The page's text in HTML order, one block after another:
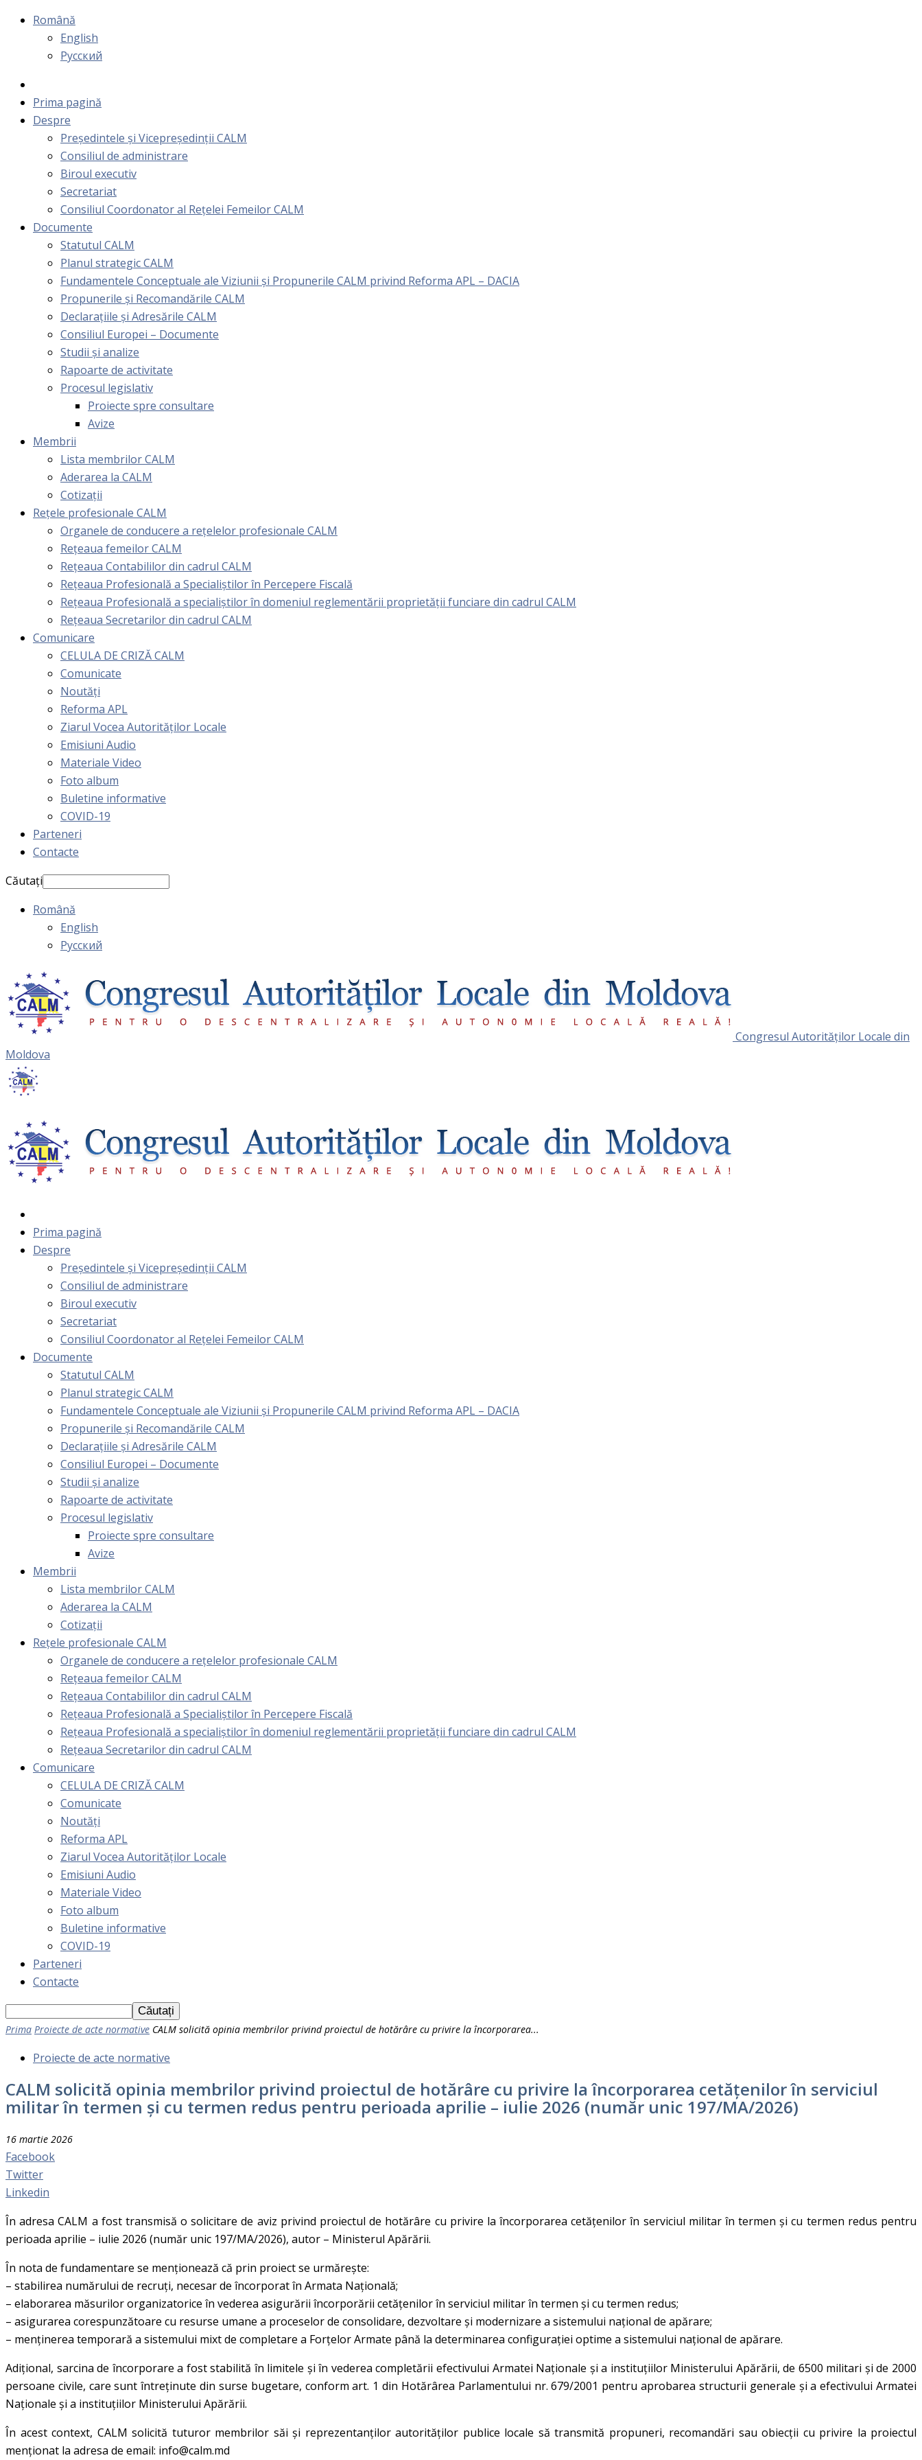
Română
English
Русский
Prima pagină
Despre
Președintele și Vicepreședinții CALM
Consiliul de administrare
Biroul executiv
Secretariat
Consiliul Coordonator al Rețelei Femeilor CALM
Documente
Statutul CALM
Planul strategic CALM
Fundamentele Conceptuale ale Viziunii și Propunerile CALM privind Reforma APL – DACIA
Propunerile și Recomandările CALM
Declarațiile și Adresările CALM
Consiliul Europei – Documente
Studii și analize
Rapoarte de activitate
Procesul legislativ
Proiecte spre consultare
Avize
Membrii
Lista membrilor CALM
Aderarea la CALM
Cotizaţii
Rețele profesionale CALM
Organele de conducere a rețelelor profesionale CALM
Rețeaua femeilor CALM
Rețeaua Contabililor din cadrul CALM
Rețeaua Profesională a Specialiștilor în Percepere Fiscală
Reţeaua Profesională a specialiştilor în domeniul reglementării proprietăţii funciare din cadrul CALM
Rețeaua Secretarilor din cadrul CALM
Comunicare
CELULA DE CRIZĂ CALM
Comunicate
Noutăți
Reforma APL
Ziarul Vocea Autorităților Locale
Emisiuni Audio
Materiale Video
Foto album
Buletine informative
COVID-19
Parteneri
Contacte
Căutați
Română
English
Русский
Congresul Autorităţilor Locale din
Moldova
Prima pagină
Despre
Președintele și Vicepreședinții CALM
Consiliul de administrare
Biroul executiv
Secretariat
Consiliul Coordonator al Rețelei Femeilor CALM
Documente
Statutul CALM
Planul strategic CALM
Fundamentele Conceptuale ale Viziunii și Propunerile CALM privind Reforma APL – DACIA
Propunerile și Recomandările CALM
Declarațiile și Adresările CALM
Consiliul Europei – Documente
Studii și analize
Rapoarte de activitate
Procesul legislativ
Proiecte spre consultare
Avize
Membrii
Lista membrilor CALM
Aderarea la CALM
Cotizaţii
Rețele profesionale CALM
Organele de conducere a rețelelor profesionale CALM
Rețeaua femeilor CALM
Rețeaua Contabililor din cadrul CALM
Rețeaua Profesională a Specialiștilor în Percepere Fiscală
Reţeaua Profesională a specialiştilor în domeniul reglementării proprietăţii funciare din cadrul CALM
Rețeaua Secretarilor din cadrul CALM
Comunicare
CELULA DE CRIZĂ CALM
Comunicate
Noutăți
Reforma APL
Ziarul Vocea Autorităților Locale
Emisiuni Audio
Materiale Video
Foto album
Buletine informative
COVID-19
Parteneri
Contacte
Prima Proiecte de acte normative CALM solicită opinia membrilor privind proiectul de hotărâre cu privire la încorporarea...
Proiecte de acte normative
CALM solicită opinia membrilor privind proiectul de hotărâre cu privire la încorporarea cetățenilor în serviciul
militar în termen și cu termen redus pentru perioada aprilie – iulie 2026 (număr unic 197/MA/2026)
16 martie 2026
Facebook
Twitter
Linkedin
În adresa CALM a fost transmisă o solicitare de aviz privind proiectul de hotărâre cu privire la încorporarea cetățenilor în serviciul militar în termen și cu termen redus pentru
perioada aprilie – iulie 2026 (număr unic 197/MA/2026), autor – Ministerul Apărării.
În nota de fundamentare se menționează că prin proiect se urmărește:
– stabilirea numărului de recruți, necesar de încorporat în Armata Națională;
– elaborarea măsurilor organizatorice în vederea asigurării încorporării cetățenilor în serviciul militar în termen şi cu termen redus;
– asigurarea corespunzătoare cu resurse umane a proceselor de consolidare, dezvoltare şi modernizare a sistemului național de apărare;
– menținerea temporară a sistemului mixt de completare a Forțelor Armate până la determinarea configurației optime a sistemului național de apărare.
Adițional, sarcina de încorporare a fost stabilită în limitele și în vederea completării efectivului Armatei Naționale şi a instituțiilor Ministerului Apărării, de 6500 militari şi de 2000
persoane civile, care sunt întreținute din surse bugetare, conform art. 1 din Hotărârea Parlamentului nr. 679/2001 pentru aprobarea structurii generale şi a efectivului Armatei
Naționale şi a instituțiilor Ministerului Apărării.
În acest context, CALM solicită tuturor membrilor săi și reprezentanților autorităților publice locale să transmită propuneri, recomandări sau obiecții cu privire la proiectul
menționat la adresa de email: info@calm.md